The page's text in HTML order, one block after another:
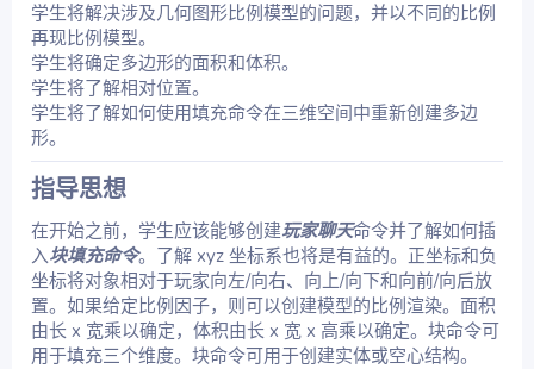
学生将解决涉及几何图形比例模型的问题，并以不同的比例
再现比例模型。
学生将确定多边形的面积和体积。
学生将了解相对位置。
学生将了解如何使用填充命令在三维空间中重新创建多边
形。
指导思想​
在开始之前，学生应该能够创建玩家聊天命令并了解如何插
入块填充命令。了解 xyz 坐标系也将是有益的。正坐标和负
坐标将对象相对于玩家向左/向右、向上/向下和向前/向后放
置。如果给定比例因子，则可以创建模型的比例渲染。面积
由长 x 宽乘以确定，体积由长 x 宽 x 高乘以确定。块命令可
用于填充三个维度。块命令可用于创建实体或空心结构。